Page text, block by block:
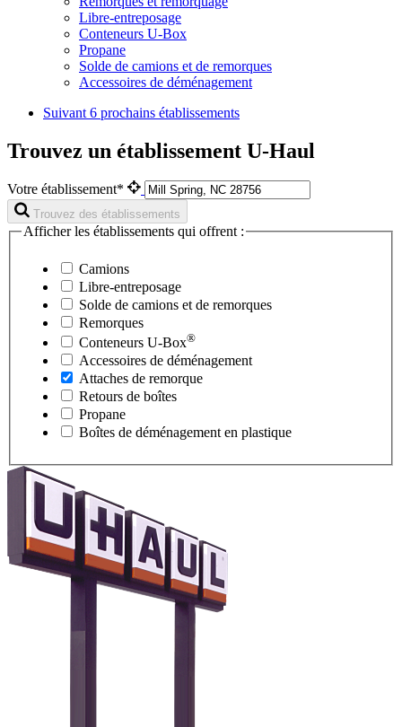
Libre-entreposage
Conteneurs U-Box
Propane
Solde de camions et de remorques
Accessoires de déménagement
Suivant 6 prochains établissements
Trouvez un établissement U-Haul
Votre établissement*
Trouvez des établissements
Afficher les établissements qui offrent :
Camions
Libre-entreposage
Solde de camions et de remorques
Remorques
Conteneurs U-Box®
Accessoires de déménagement
Attaches de remorque
Retours de boîtes
Propane
Boîtes de déménagement en plastique